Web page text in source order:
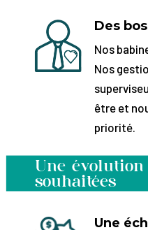
Des
Nos
Nos
être et
priorité.
Une
souhaitées
Une